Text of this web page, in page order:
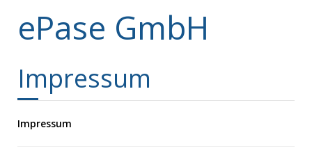
ePase GmbH
Impressum
Impressum